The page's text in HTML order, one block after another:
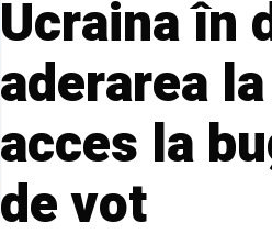
Ucraina în
aderarea
acces la
de vot